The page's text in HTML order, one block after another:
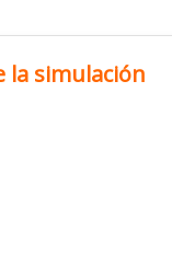
la simulación